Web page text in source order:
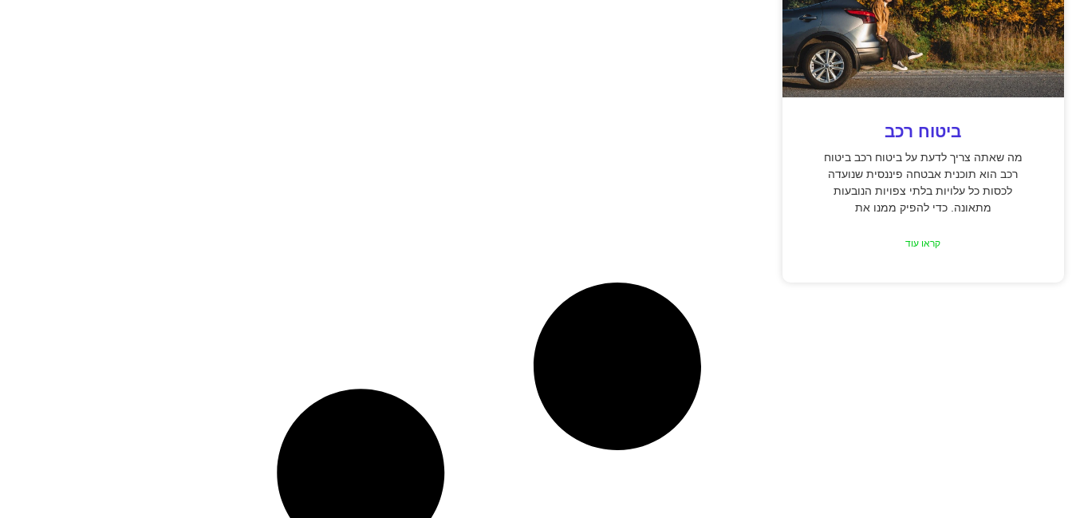
ביטוח רכב
מה שאתה צריך לדעת על ביטוח רכב ביטוח
רכב הוא תוכנית אבטחה פיננסית שנועדה
לכסות כל עלויות בלתי צפויות הנובעות
מתאונה. כדי להפיק ממנו את
קראו עוד